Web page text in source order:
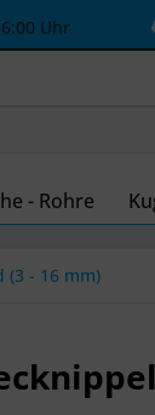
Uhr
- Rohre
(3 - 16 mm)